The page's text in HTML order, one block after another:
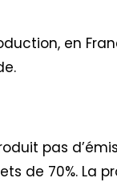
en
pas
de 70%. La